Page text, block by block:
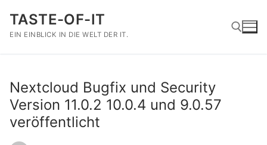
Inhalt
springen
TASTE-OF-IT
EIN EINBLICK IN DIE WELT DER IT.
Nextcloud Bugfix und Security
Version 11.0.2 10.0.4 und 9.0.57
veröffentlicht